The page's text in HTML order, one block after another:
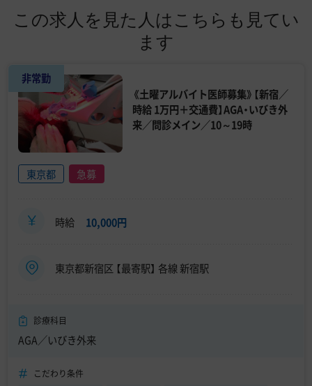
この求人を見た人はこちらも見てい
ます
非常勤
《土曜アルバイト医師募集》【新宿／
時給 1万円＋交通費】AGA・いびき外
来／問診メイン／10～19時
東京都 急募
時給 10,000円
東京都新宿区 【最寄駅】 各線 新宿駅
診療科目
AGA／いびき外来
こだわり条件